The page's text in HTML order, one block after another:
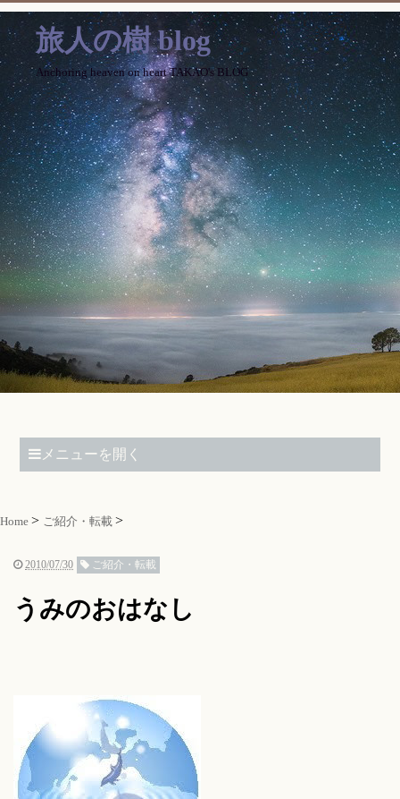
旅人の樹 blog
Anchoring heaven on heart TAKAO's BLOG
メニューを開く
Home ご紹介・転載
2010/07/30 ご紹介・転載
うみのおはなし